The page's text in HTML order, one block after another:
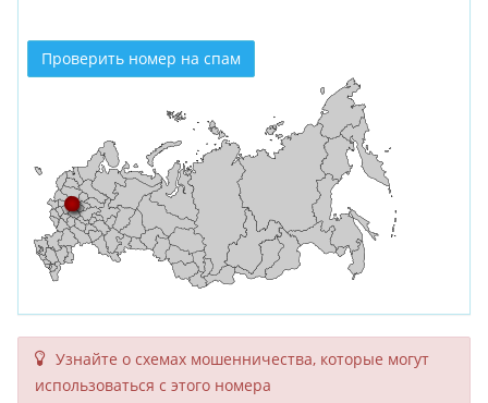
Проверить номер на спам
Узнайте о схемах мошенни­чества, кото­рые могут
исполь­зоваться с этого номера